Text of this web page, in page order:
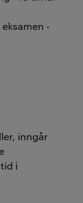
-
inngår
i